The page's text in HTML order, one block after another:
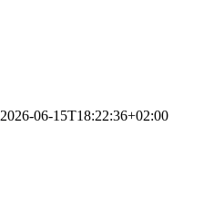
2026-06-15T18:22:36+02:00